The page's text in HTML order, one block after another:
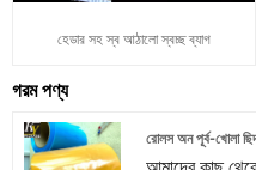
হেডার সহ স্ব আঠালো স্বচ্ছ ব্যাগ
গরম পণ্য
রোলস অন পূর্ব-খোলা